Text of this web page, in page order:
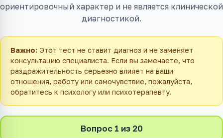
ориентировочный характер и не является клинической
диагностикой.
Важно: Этот тест не ставит диагноз и не заменяет
консультацию специалиста. Если вы замечаете, что
раздражительность серьёзно влияет на ваши
отношения, работу или самочувствие, пожалуйста,
обратитесь к психологу или психотерапевту.
Вопрос 1 из 20